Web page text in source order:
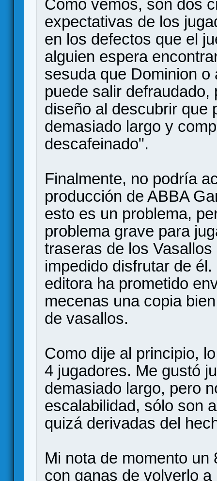
Como vemos, son dos
expectativas de los
en los defectos que el
alguien espera
sesuda que Dominion
puede salir
diseño al descubrir que
demasiado largo y
descafeinado".
Finalmente, no podría
producción de ABBA
esto es un problema,
problema grave para
traseras de los
impedido disfrutar de
editora ha prometido
mecenas una copia
de vasallos.
Como dije al principio,
4 jugadores. Me gustó
demasiado largo, pero
escalabilidad, sólo son
quizá derivadas del
Mi nota de momento
con ganas de volverlo